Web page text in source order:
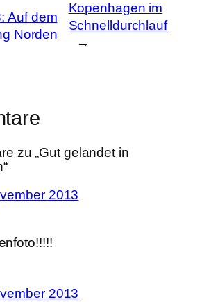
Auf dem
Norden
Kopenhagen im
Schnelldurchlauf
→
zu „Gut gelandet in
2013
2013